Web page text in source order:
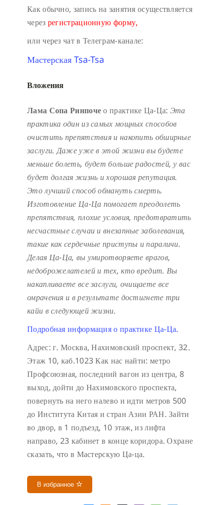
Как обычно, запись на занятия осуществляется
через регистрационную форму,
или через чат в Телеграм-канале:
Мастерская Tsa-Tsa
Вложения
Лама Сопа Ринпочео практике Ца-Ца: Эта
практика один из самых мощных способов
очистить препятствия и накопить обширные
заслуги. Даже уже в этой жизни вы будете
меньше болеть, будет больше радостей, у вас
будет долгая жизнь и хорошая репутация.
Это лучший способ обмануть смерть.
Изготовление Ца-Ца помогает преодолеть
препятствия, плохие условия, предотвратить
несчастные случаи и внезапные заболевания,
такие как сердечные приступы и параличи.
Делая Ца-Ца, вы умиротворяете врагов,
недоброжелателей и тех, кто вредит. Вы
накапливаете все заслуги, очищаете все
омрачения и в результате достигнете три
кайи в следующей жизни.
Подробная информация о практике Ца-Ца.
Адрес: г. Москва, Нахимовский проспект, 32.
Этаж 10, каб.1023Как нас найти: метро
Профсоюзная, последний вагон из центра, 8
выход, дойти до Нахимовского проспекта,
повернуть на него налево и идти метров 500
до Института Китая и стран Азии РАН. Зайти
во двор, в 1 подъезд, 10 этаж, из лифта
направо, 23 кабинет в конце коридора. Охране
сказать, что в Мастерскую Ца-ца.
В избранное